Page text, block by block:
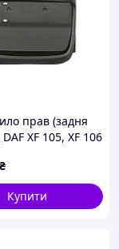
прав (задня
XF 105, XF 106
₴
Купити